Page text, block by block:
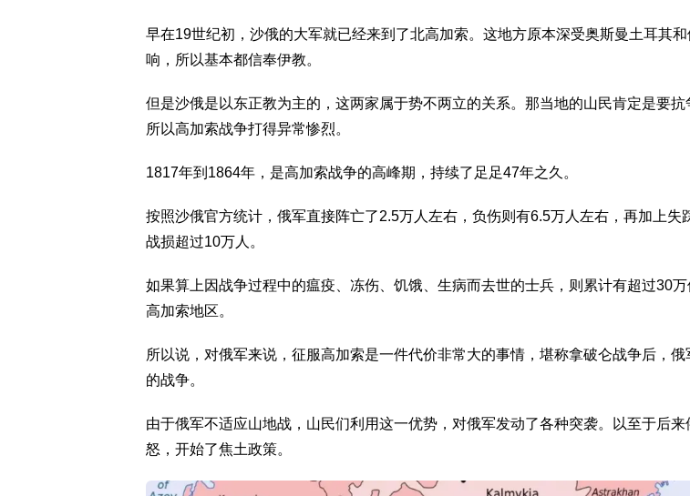
早在19世纪初，沙俄的大军就已经来到了北高加索。这地方原本深受奥斯曼土耳其
响，所以基本都信奉伊教。
但是沙俄是以东正教为主的，这两家属于势不两立的关系。那当地的山民肯定是要抗
所以高加索战争打得异常惨烈。
1817年到1864年，是高加索战争的高峰期，持续了足足47年之久。
按照沙俄官方统计，俄军直接阵亡了2.5万人左右，负伤则有6.5万人左右，再加上失
战损超过10万人。
如果算上因战争过程中的瘟疫、冻伤、饥饿、生病而去世的士兵，则累计有超过30万
高加索地区。
所以说，对俄军来说，征服高加索是一件代价非常大的事情，堪称拿破仑战争后，俄
的战争。
由于俄军不适应山地战，山民们利用这一优势，对俄军发动了各种突袭。以至于后来
怒，开始了焦土政策。